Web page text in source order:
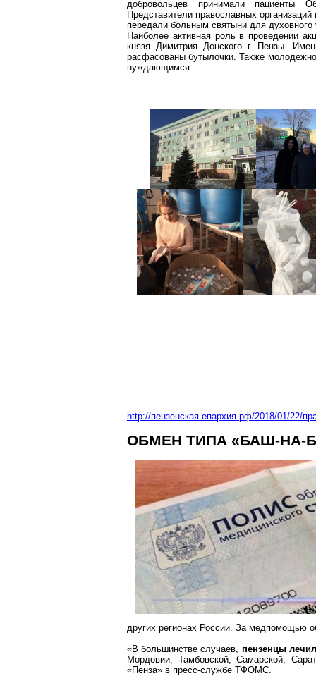
добровольцев принимали пациенты
Представители православных
передали больным святыни для духовного
Наиболее активная роль в проведении
князя ДимитрияДонского г. Пензы.
расфасованы бутылочки.Также
нуждающимся.
http://пензенская-епархия.рф/2018/01/22/
ОБМЕН ТИПА «БАШ-НА-
других регионах России. За медпомощью
«В большинстве случаев, пензенцы
Мордовии, Тамбовской, Самарской,
«Пенза» в пресс-службе ТФОМС.